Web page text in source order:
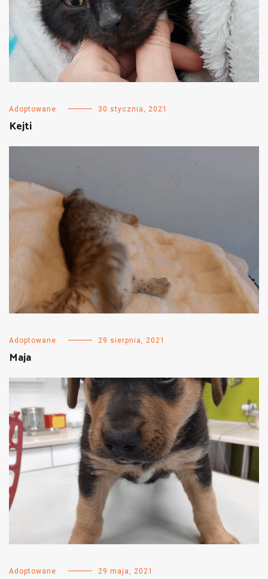
Adoptowane 30 stycznia, 2021
Kejti
Adoptowane 29 sierpnia, 2021
Maja
Adoptowane 29 maja, 2021